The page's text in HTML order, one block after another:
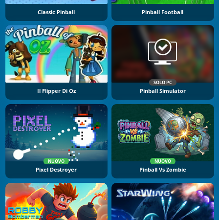
Classic Pinball Pinball Football
Il Flipper Di Oz
SOLO PC
Pinball Simulator
NUOVO
Pixel Destroyer
NUOVO
Pinball Vs Zombie